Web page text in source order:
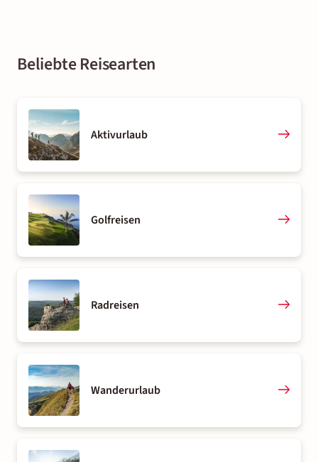
Beliebte Reisearten
Aktivurlaub
Golfreisen
Radreisen
Wanderurlaub